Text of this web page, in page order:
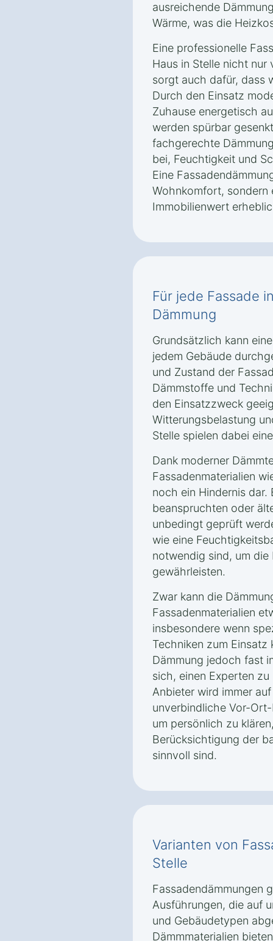
ausreichende
Wärme, was die
Eine professionelle
Haus in Stelle nicht nur
sorgt auch dafür, dass
Durch den Einsatz
Zuhause energetisch
werden spürbar
fachgerechte
bei, Feuchtigkeit und
Eine
Wohnkomfort, sondern
Immobilienwert
Für jede Fassade
Dämmung
Grundsätzlich kann
jedem Gebäude
und Zustand der
Dämmstoffe und
den Einsatzzweck
Witterungsbelastung
Stelle spielen dabei
Dank moderner
Fassadenmaterialien
noch ein Hindernis dar.
beanspruchten oder
unbedingt geprüft
wie eine
notwendig sind, um
gewährleisten.
Zwar kann die
Fassadenmaterialien
insbesondere wenn
Techniken zum
Dämmung jedoch fast
sich, einen Experten
Anbieter wird immer
unverbindliche Vor-
um persönlich zu
Berücksichtigung der
sinnvoll sind.
Varianten von
Stelle
Fassadendämmungen
Ausführungen, die auf
und Gebäudetypen
Dämmmaterialien